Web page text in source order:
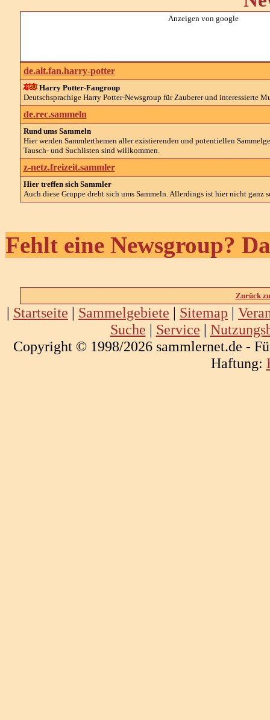
Anzeigen von google
de.alt.fan.harry-potter
Harry Potter-Fangroup
Deutschsprachige Harry Potter-Newsgroup für Zauberer und interessierte
de.rec.sammeln
Rund ums Sammeln
Hier werden Sammlerthemen aller existierenden und potentiellen
Tausch- und Suchlisten sind willkommen.
z-netz.freizeit.sammler
Hier treffen sich Sammler
Auch diese Gruppe dreht sich ums Sammeln. Allerdings ist hier nicht ganz
Fehlt eine Newsgroup?
Zurück
| Startseite | Sammelgebiete | Sitemap |
Suche | Service |
Copyright © 1998/2026 sammlernet.de -
Haftung: